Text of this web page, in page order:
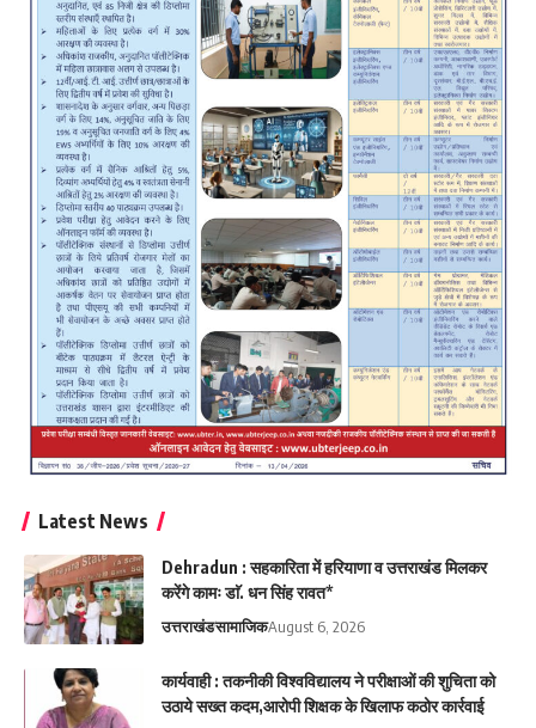
Latest News
Dehradun : सहकारिता में हरियाणा व उत्तराखंड मिलकर
करेंगे कामः डाॅ. धन सिंह रावत*
उत्तराखंडसामाजिकAugust 6, 2026
कार्यवाही : तकनीकी विश्वविद्यालय ने परीक्षाओं की शुचिता को
उठाये सख्त कदम,आरोपी शिक्षक के खिलाफ कठोर कार्रवाई